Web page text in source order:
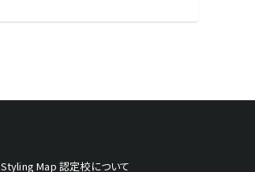
Styling Map 認定校について